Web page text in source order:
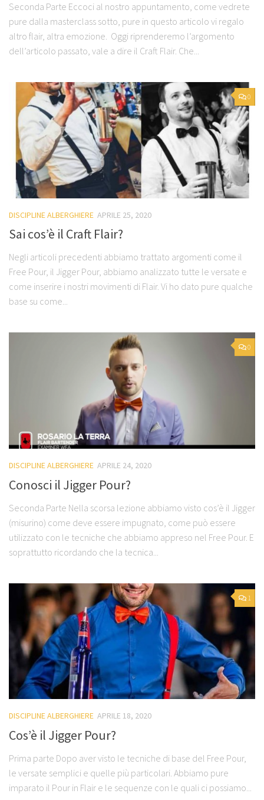
Seconda Parte Eccoci al nostro appuntamento, come vedrete
pure dalla masterclass sotto, pure in questo articolo vi regalo
altro flair, altra emozione. Oggi riprenderemo l’argomento
dell’articolo passato, vale a dire il Craft Flair. Che...
0
DISCIPLINE ALBERGHIERE APRILE 25, 2020
Sai cos’è il Craft Flair?
Negli articoli precedenti abbiamo trattato argomenti come il
Free Pour, il Jigger Pour, abbiamo analizzato tutte le versate e
come inserire i nostri movimenti di Flair. Vi ho dato pure qualche
base su come...
0
DISCIPLINE ALBERGHIERE APRILE 24, 2020
Conosci il Jigger Pour?
Seconda Parte Nella scorsa lezione abbiamo visto cos’è il Jigger
(misurino) come deve essere impugnato, come può essere
utilizzato con le tecniche che abbiamo appreso nel Free Pour. E
soprattutto ricordando che la tecnica...
1
DISCIPLINE ALBERGHIERE APRILE 18, 2020
Cos’è il Jigger Pour?
Prima parte Dopo aver visto le tecniche di base del Free Pour,
le versate semplici e quelle più particolari. Abbiamo pure
imparato il Pour in Flair e le sequenze con le quali ci possiamo...